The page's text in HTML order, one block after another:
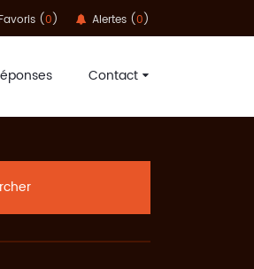
Favoris (0) Alertes (0)
Contact
Orbea, Puky, Redline,
pour vous orienter sur votre
prix. A travers une large
descente/freeride, fat,